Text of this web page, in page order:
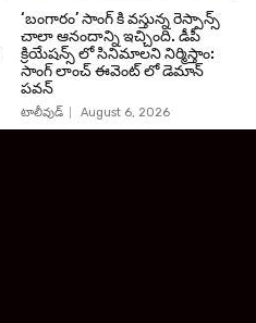
‘బంగారం’ సాంగ్ కి వస్తున్న రెస్పాన్స్
చాలా ఆనందాన్ని ఇచ్చింది. డీపీ
క్రియేషన్స్ లో సినిమాలని నిర్మిస్తాం:
సాంగ్ లాంచ్ ఈవెంట్ లో డెమాన్
పవన్
టాలీవుడ్ August 6, 2026